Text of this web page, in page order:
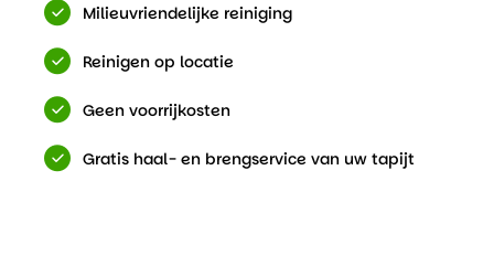
Milieuvriendelijke reiniging
Reinigen op locatie
Geen voorrijkosten
Gratis haal- en brengservice van uw tapijt